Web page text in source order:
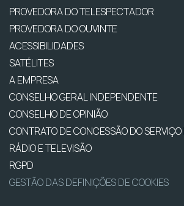
PROVEDORA DO TELESPECTADOR
PROVEDORA DO OUVINTE
ACESSIBILIDADES
SATÉLITES
A EMPRESA
CONSELHO GERAL INDEPENDENTE
CONSELHO DE OPINIÃO
CONTRATO DE CONCESSÃO DO
RÁDIO E TELEVISÃO
RGPD
GESTÃO DAS DEFINIÇÕES DE COOKIES